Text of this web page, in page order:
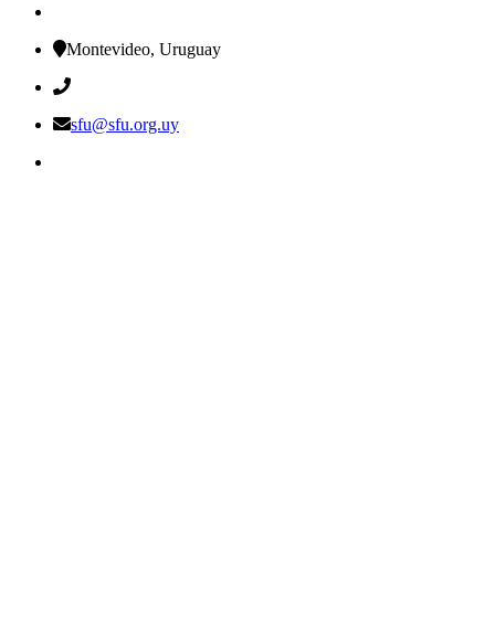
Montevideo, Uruguay
sfu@sfu.org.uy